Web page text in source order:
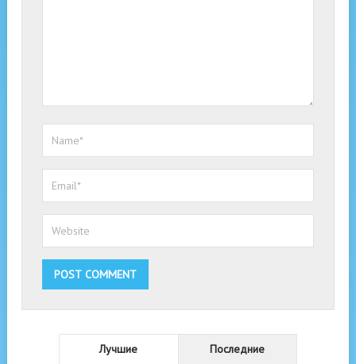
Лучшие Последние